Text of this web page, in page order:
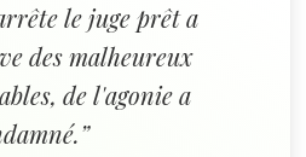
le juge prêt a
des malheureux
de l'agonie a